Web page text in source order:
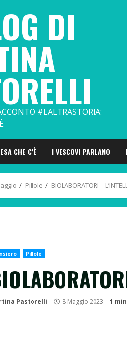
DI
#LALTRASTORIA:
CHE C’È I VESCOVI PARLANO
Pillole BIOLABORATORI –
Pillole
Pastorelli 8 Maggio 2023 1